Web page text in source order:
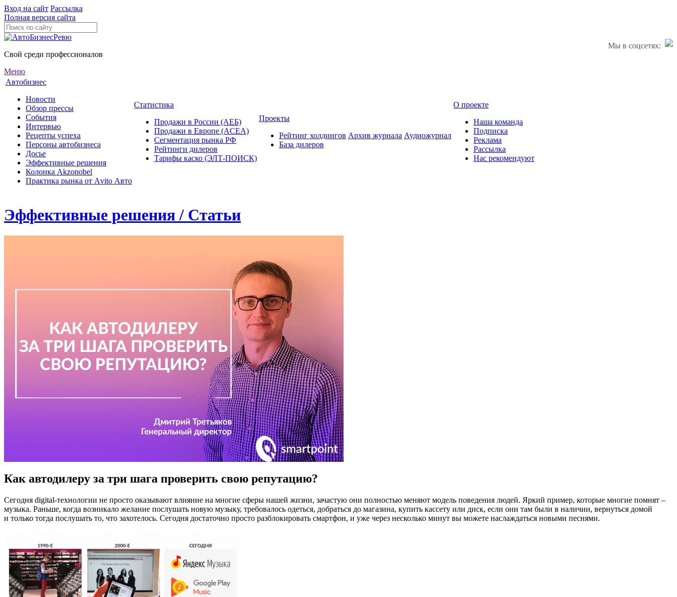
Вход на сайт Рассылка
Полная версия сайта
Мы в соцсетях:
Свой среди профессионалов
Меню
Автобизнес
Новости
Обзор прессы
События
Интервью
Рецепты успеха
Персоны автобизнеса
Досье
Эффективные решения
Колонка Akzonobel
Практика рынка от Аvito Авто
Статистика
Продажи в России (АЕБ)
Продажи в Европе (ACEA)
Сегментация рынка РФ
Рейтинги дилеров
Тарифы каско (ЭЛТ-ПОИСК)
Проекты
Рейтинг холдингов
База дилеров
Архив журнала Аудиожурнал
О проекте
Наша команда
Подписка
Реклама
Рассылка
Нас рекомендуют
Эффективные решения / Статьи
Как автодилеру за три шага проверить свою репутацию?
Сегодня digital-технологии не просто оказывают влияние на многие сферы нашей жизни, зачастую они полностью меняют модель поведения людей. Яркий пример, которые многие помнят –
музыка. Раньше, когда возникало желание послушать новую музыку, требовалось одеться, добраться до магазина, купить кассету или диск, если они там были в наличии, вернуться домой
и только тогда послушать то, что захотелось. Сегодня достаточно просто разблокировать смартфон, и уже через несколько минут вы можете наслаждаться новыми песнями.